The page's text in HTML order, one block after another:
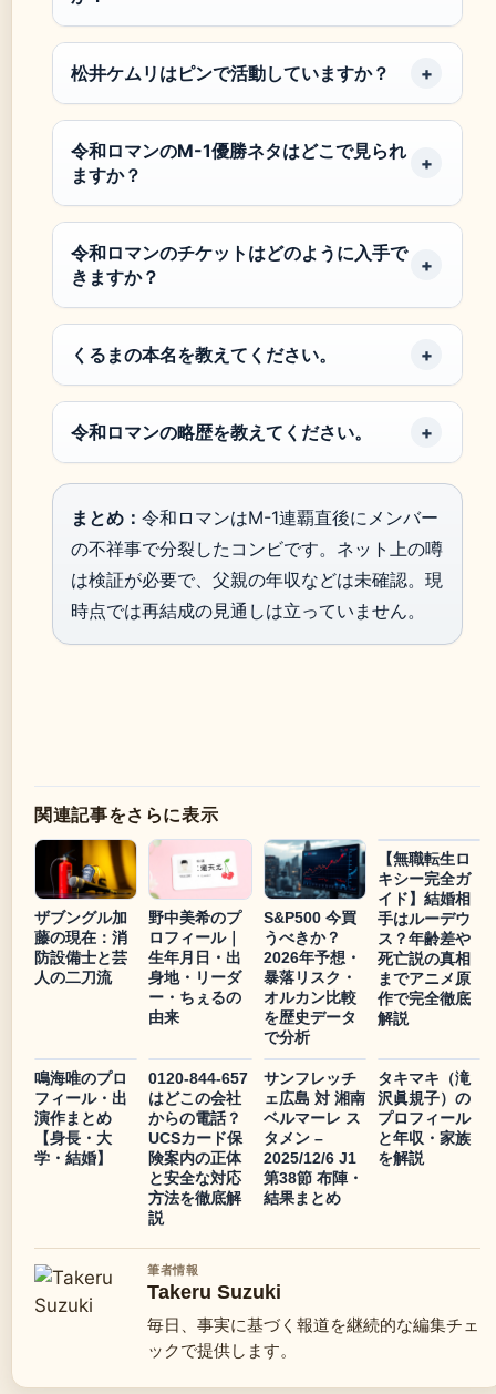
松井ケムリはピンで活動していますか？
令和ロマンのM-1優勝ネタはどこで見られ
ますか？
令和ロマンのチケットはどのように入手で
きますか？
くるまの本名を教えてください。
令和ロマンの略歴を教えてください。
まとめ： 令和ロマンはM-1連覇直後にメンバー
の不祥事で分裂したコンビです。ネット上の噂
は検証が必要で、父親の年収などは未確認。現
時点では再結成の見通しは立っていません。
関連記事をさらに表示
ザブングル加
藤の現在：消
防設備士と芸
人の二刀流
野中美希のプ
ロフィール｜
生年月日・出
身地・リーダ
ー・ちぇるの
由来
S&P500 今買
うべきか？
2026年予想・
暴落リスク・
オルカン比較
を歴史データ
で分析
【無職転生ロ
キシー完全ガ
イド】結婚相
手はルーデウ
ス？年齢差や
死亡説の真相
までアニメ原
作で完全徹底
解説
鳴海唯のプロ
フィール・出
演作まとめ
【身長・大
学・結婚】
0120-844-657
はどこの会社
からの電話？
UCSカード保
険案内の正体
と安全な対応
方法を徹底解
説
サンフレッチ
ェ広島 対 湘南
ベルマーレ ス
タメン –
2025/12/6 J1
第38節 布陣・
結果まとめ
タキマキ（滝
沢眞規子）の
プロフィール
と年収・家族
を解説
筆者情報
Takeru Suzuki
毎日、事実に基づく報道を継続的な編集チェ
ックで提供します。